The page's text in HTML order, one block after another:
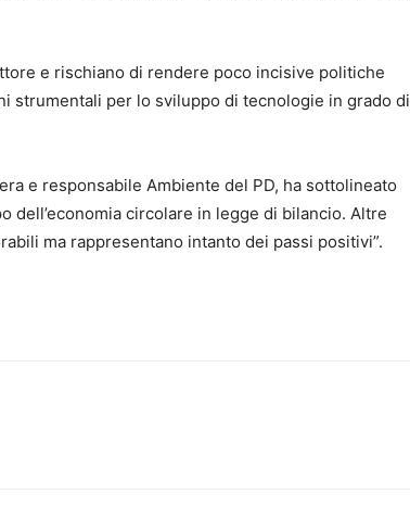
e rischiano di rendere poco incisive politiche
strumentali per lo sviluppo di tecnologie in grado di
e responsabile Ambiente del PD, ha sottolineato
dell’economia circolare in legge di bilancio. Altre
ma rappresentano intanto dei passi positivi”.